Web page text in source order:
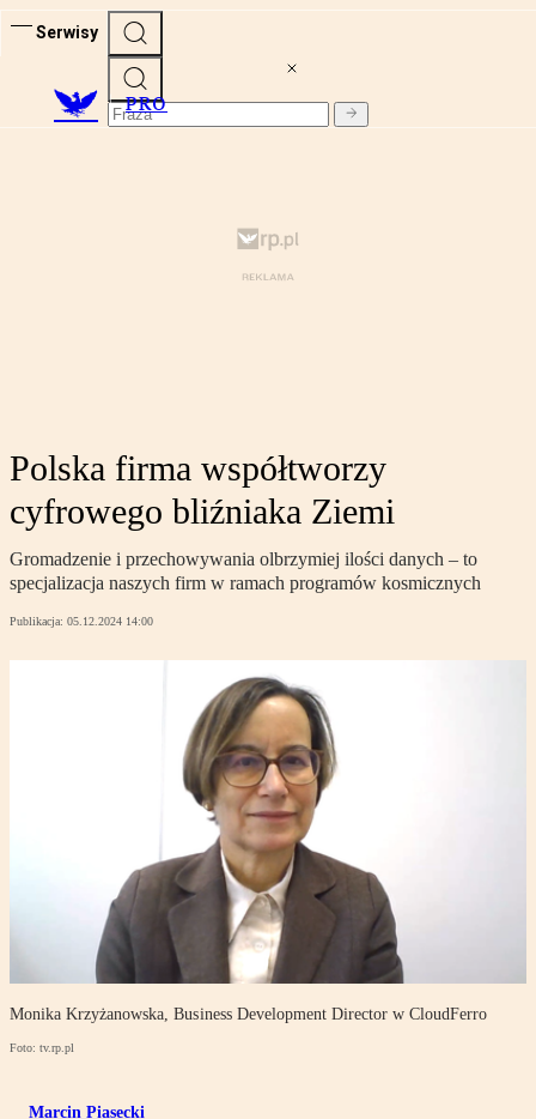
Serwisy
PRO
Polska firma współtworzy
cyfrowego bliźniaka Ziemi
Gromadzenie i przechowywania olbrzymiej ilości danych – to
specjalizacja naszych firm w ramach programów kosmicznych
Publikacja: 05.12.2024 14:00
Monika Krzyżanowska, Business Development Director w CloudFerro
Foto: tv.rp.pl
Marcin Piasecki